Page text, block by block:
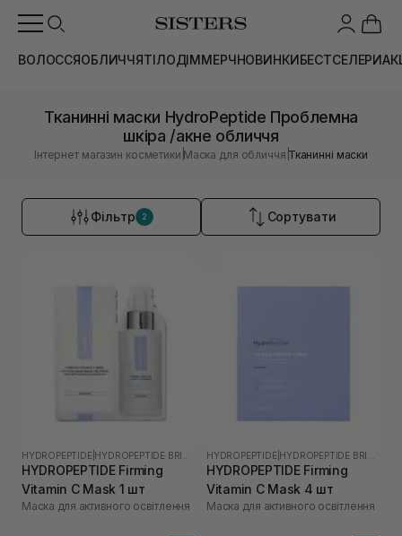
ВОЛОССЯОБЛИЧЧЯТІЛОДІММЕРЧНОВИНКИБЕСТСЕЛЕРИ
Тканинні маски HydroPeptide Проблемна
шкіра /акне обличчя
Інтернет магазин косметики |Маска для обличчя |Тканинні маски
Фільтр 2 Сортувати
HYDROPEPTIDE
HYDROPEPTIDE Firming
Vitamin C Mask 1 шт
Маска для активного освітлення
HYDROPEPTIDE
HYDROPEPTIDE Firming
Vitamin C Mask 4 шт
Маска для активного освітлення